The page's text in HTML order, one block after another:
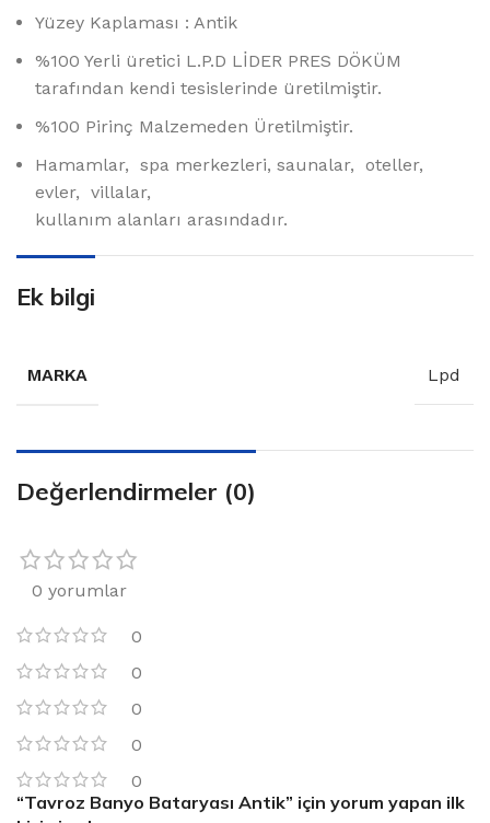
Yüzey Kaplaması : Antik
%100 Yerli üretici L.P.D LİDER PRES DÖKÜM
tarafından kendi tesislerinde üretilmiştir.
%100 Pirinç Malzemeden Üretilmiştir.
Hamamlar, spa merkezleri, saunalar, oteller,
evler, villalar,
kullanım alanları arasındadır.
Ek bilgi
MARKA Lpd
Değerlendirmeler (0)
0 yorumlar
0
0
0
0
0
“Tavroz Banyo Bataryası Antik” için yorum yapan ilk